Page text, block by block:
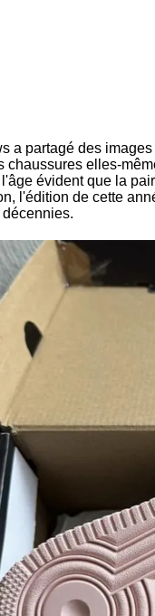
a partagé des
chaussures elles-
évident que la
l'édition de cette